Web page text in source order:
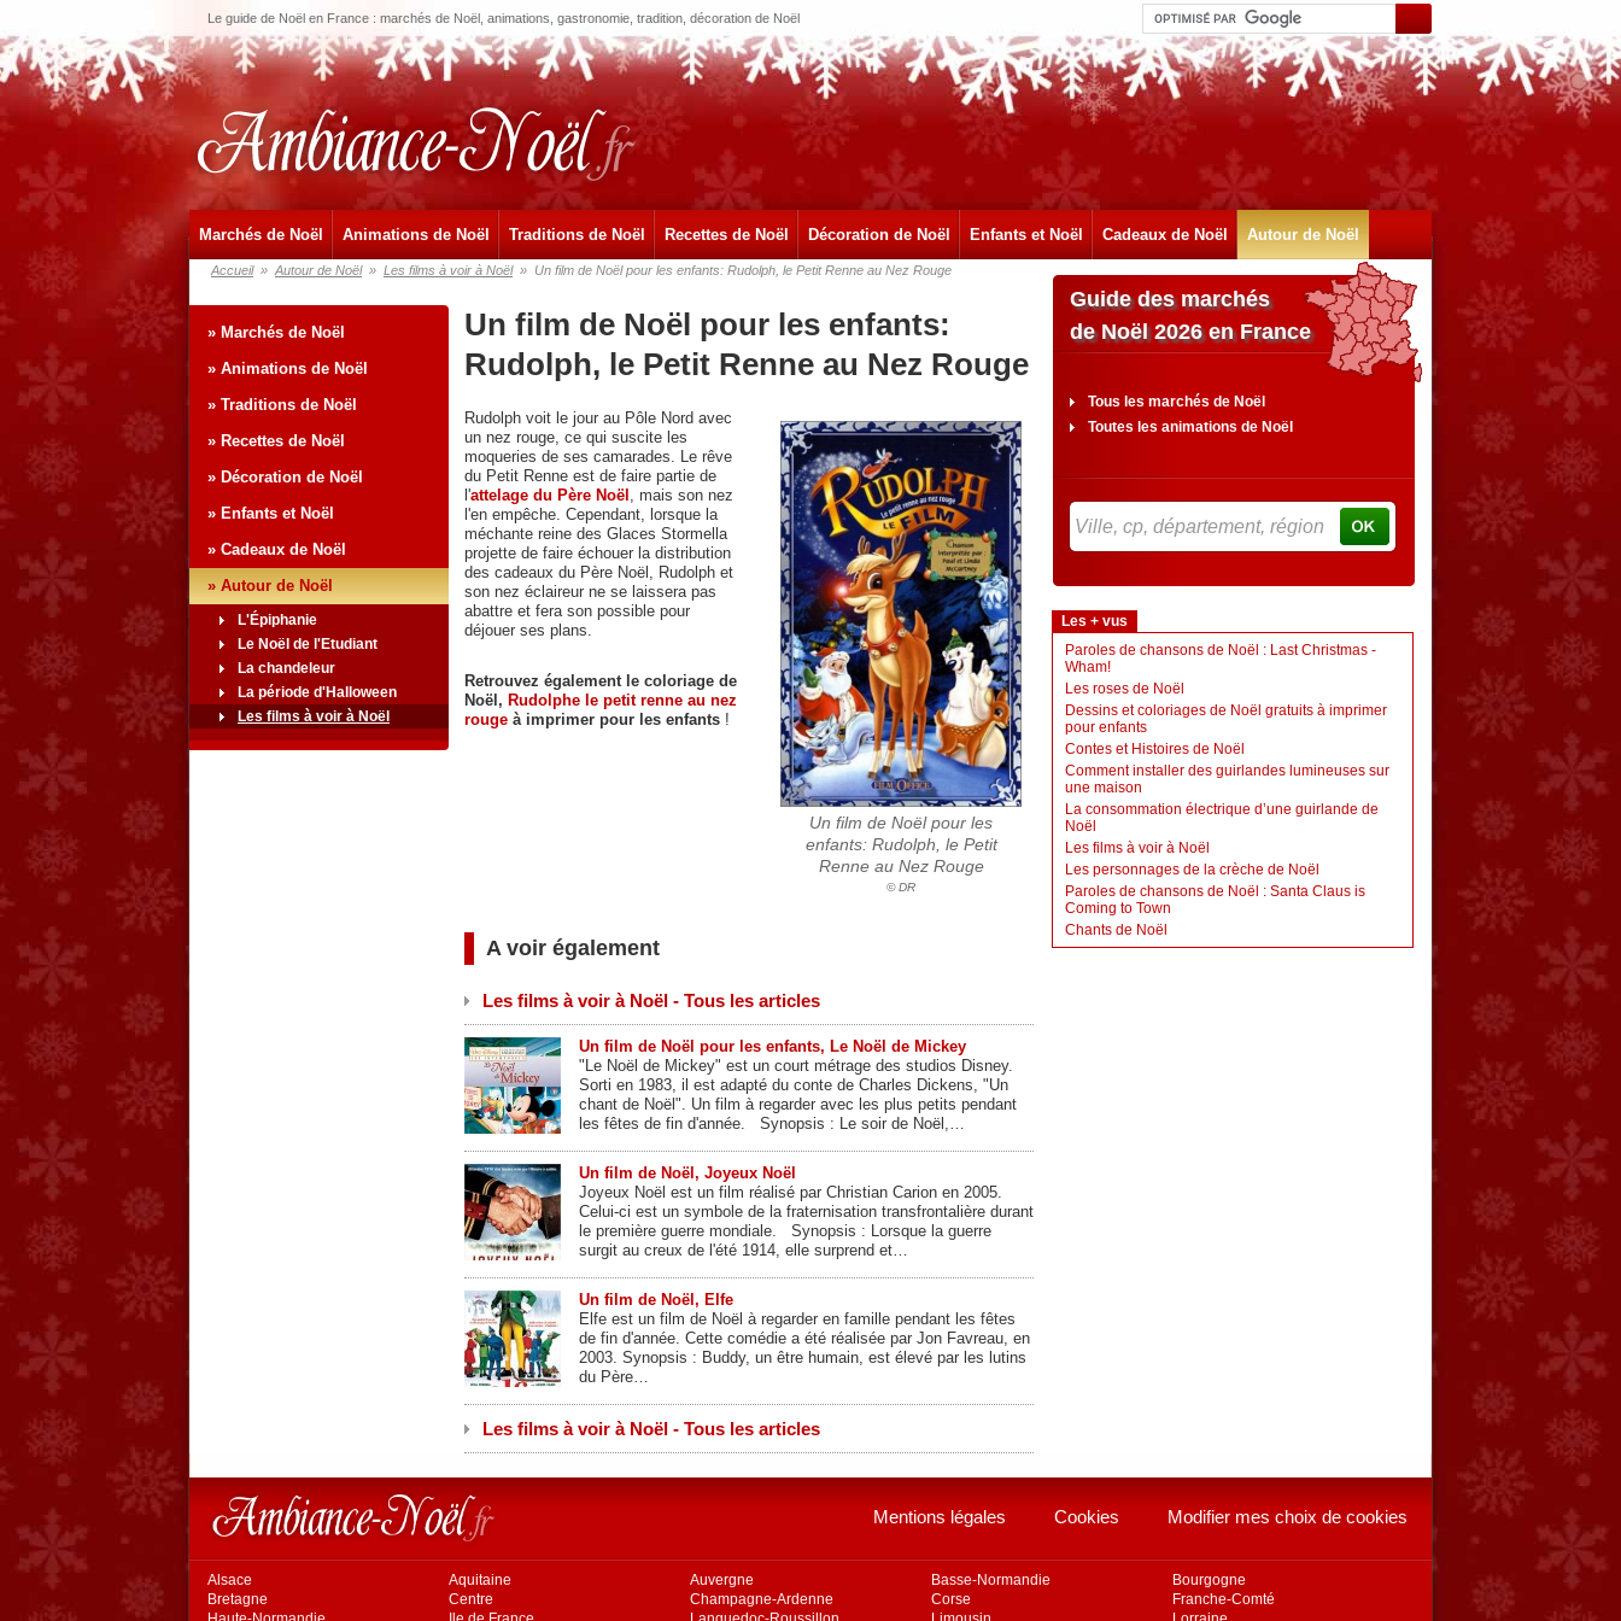
Le guide de Noël en France : marchés de Noël, animations, gastronomie, tradition, décoration de Noël
Marchés de Noël Animations de Noël Traditions de Noël Recettes de Noël Décoration de Noël Enfants et Noël Cadeaux de Noël Autour de Noël
Accueil » Autour de Noël » Les films à voir à Noël » Un film de Noël pour les enfants: Rudolph, le Petit Renne au Nez Rouge
Un film de Noël pour les enfants:
Rudolph, le Petit Renne au Nez Rouge
Un film de Noël pour les
enfants: Rudolph, le Petit
Renne au Nez Rouge
© DR
Rudolph voit le jour au Pôle Nord avec
un nez rouge, ce qui suscite les
moqueries de ses camarades. Le rêve
du Petit Renne est de faire partie de
l'attelage du Père Noël , mais son nez
l'en empêche. Cependant, lorsque la
méchante reine des Glaces Stormella
projette de faire échouer la distribution
des cadeaux du Père Noël, Rudolph et
son nez éclaireur ne se laissera pas
abattre et fera son possible pour
déjouer ses plans.
Retrouvez également le coloriage de
Noël, Rudolphe le petit renne au nez
rouge à imprimer pour les enfants !
A voir également
Les films à voir à Noël - Tous les articles
Un film de Noël pour les enfants, Le Noël de Mickey
"Le Noël de Mickey" est un court métrage des studios Disney.
Sorti en 1983, il est adapté du conte de Charles Dickens, "Un
chant de Noël". Un film à regarder avec les plus petits pendant
les fêtes de fin d'année. Synopsis : Le soir de Noël,…
Un film de Noël, Joyeux Noël
Joyeux Noël est un film réalisé par Christian Carion en 2005.
Celui-ci est un symbole de la fraternisation transfrontalière durant
le première guerre mondiale. Synopsis : Lorsque la guerre
surgit au creux de l'été 1914, elle surprend et…
Un film de Noël, Elfe
Elfe est un film de Noël à regarder en famille pendant les fêtes
de fin d'année. Cette comédie a été réalisée par Jon Favreau, en
2003. Synopsis : Buddy, un être humain, est élevé par les lutins
du Père…
Les films à voir à Noël - Tous les articles
» Marchés de Noël
» Animations de Noël
» Traditions de Noël
» Recettes de Noël
» Décoration de Noël
» Enfants et Noël
» Cadeaux de Noël
» Autour de Noël
L'Épiphanie
Le Noël de l'Etudiant
La chandeleur
La période d'Halloween
Les films à voir à Noël
Guide des marchés
de Noël 2026 en France
Tous les marchés de Noël
Toutes les animations de Noël
Les + vus
Paroles de chansons de Noël : Last Christmas -
Wham!
Les roses de Noël
Dessins et coloriages de Noël gratuits à imprimer
pour enfants
Contes et Histoires de Noël
Comment installer des guirlandes lumineuses sur
une maison
La consommation électrique d’une guirlande de
Noël
Les films à voir à Noël
Les personnages de la crèche de Noël
Paroles de chansons de Noël : Santa Claus is
Coming to Town
Chants de Noël
Mentions légales Cookies Modifier mes choix de cookies
Alsace Aquitaine Auvergne Basse-Normandie
Bourgogne
Bretagne
Centre Champagne-Ardenne Corse
Franche-Comté